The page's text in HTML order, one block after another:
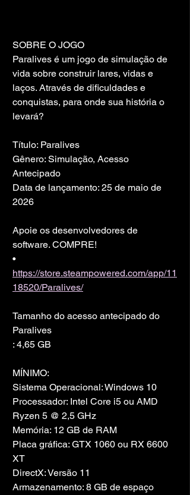
SOBRE O JOGO
Paralives é um jogo de simulação de
vida sobre construir lares, vidas e
laços. Através de dificuldades e
conquistas, para onde sua história o
levará?
Título: Paralives
Gênero: Simulação, Acesso
Antecipado
Data de lançamento: 25 de maio de
2026
Apoie os desenvolvedores de
software. COMPRE!
•
https://store.steampowered.com/app/11
18520/Paralives/
Tamanho do acesso antecipado do
Paralives
: 4,65 GB
MÍNIMO:
Sistema Operacional: Windows 10
Processador: Intel Core i5 ou AMD
Ryzen 5 @ 2,5 GHz
Memória: 12 GB de RAM
Placa gráfica: GTX 1060 ou RX 6600
XT
DirectX: Versão 11
Armazenamento: 8 GB de espaço